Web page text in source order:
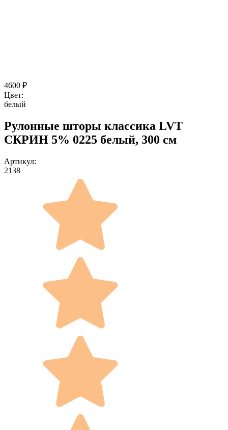
4600 ₽
Цвет:
белый
Рулонные шторы классика LVT
СКРИН 5% 0225 белый, 300 см
Артикул:
2138